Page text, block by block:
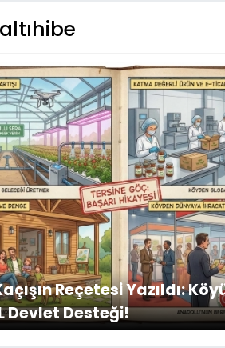
Reçetesi Yazıldı:
Devlet Desteği!